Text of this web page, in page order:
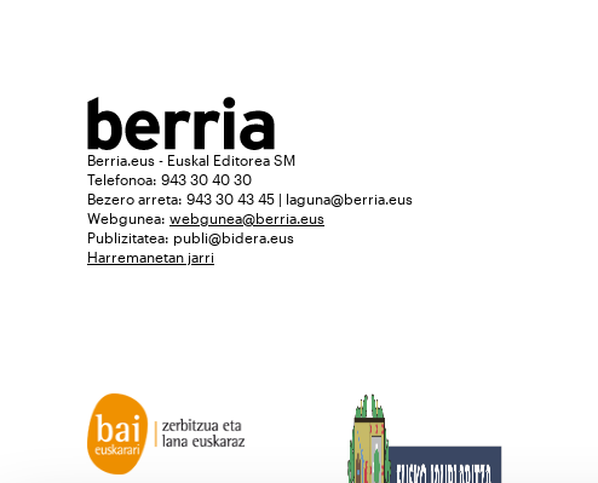
Berria.eus - Euskal Editorea SM
Telefonoa: 943 30 40 30
Bezero arreta: 943 30 43 45 | laguna@berria.eus
Webgunea: webgunea@berria.eus
Publizitatea: publi@bidera.eus
Harremanetan jarri